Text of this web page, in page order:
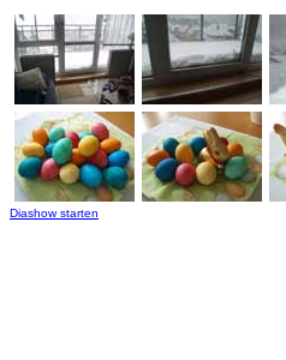
Diashow starten